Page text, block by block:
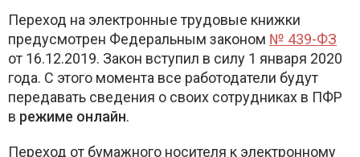
Переход на электронные трудовые книжки
предусмотрен Федеральным законом № 439-ФЗ
от 16.12.2019. Закон вступил в силу 1 января 2020
года. С этого момента все работодатели будут
передавать сведения о своих сотрудниках в ПФР
в режиме онлайн.
Переход от бумажного носителя к электронному